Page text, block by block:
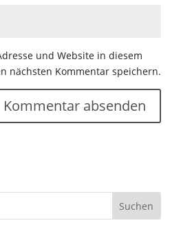
und Website in diesem
nächsten Kommentar speichern.
Suchen